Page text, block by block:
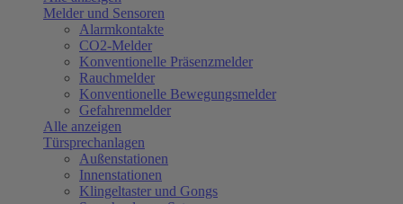
Melder und Sensoren
Alarmkontakte
CO2-Melder
Konventionelle Präsenzmelder
Rauchmelder
Konventionelle Bewegungsmelder
Gefahrenmelder
Alle anzeigen
Türsprechanlagen
Außenstationen
Innenstationen
Klingeltaster und Gongs